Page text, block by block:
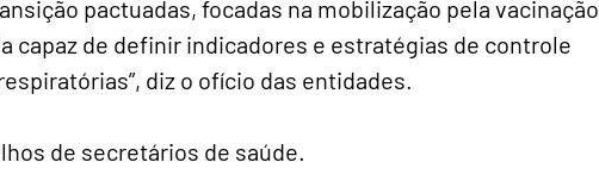
pactuadas, focadas na mobilização pela vacinação
capaz de definir indicadores e estratégias de controle
diz o ofício das entidades.
de secretários de saúde.